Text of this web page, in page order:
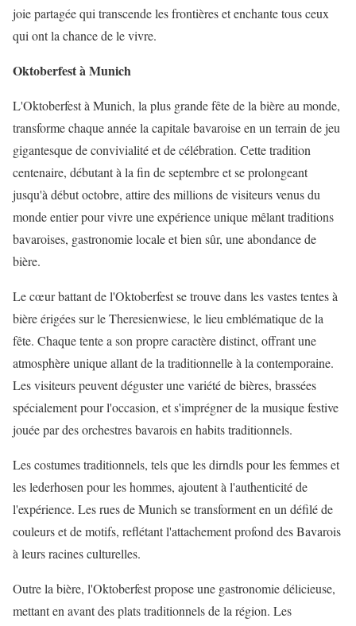
joie partagée qui transcende les frontières et enchante tous ceux
qui ont la chance de le vivre.
Oktoberfest à Munich
L'Oktoberfest à Munich, la plus grande fête de la bière au monde,
transforme chaque année la capitale bavaroise en un terrain de jeu
gigantesque de convivialité et de célébration. Cette tradition
centenaire, débutant à la fin de septembre et se prolongeant
jusqu'à début octobre, attire des millions de visiteurs venus du
monde entier pour vivre une expérience unique mêlant traditions
bavaroises, gastronomie locale et bien sûr, une abondance de
bière.
Le cœur battant de l'Oktoberfest se trouve dans les vastes tentes à
bière érigées sur le Theresienwiese, le lieu emblématique de la
fête. Chaque tente a son propre caractère distinct, offrant une
atmosphère unique allant de la traditionnelle à la contemporaine.
Les visiteurs peuvent déguster une variété de bières, brassées
spécialement pour l'occasion, et s'imprégner de la musique festive
jouée par des orchestres bavarois en habits traditionnels.
Les costumes traditionnels, tels que les dirndls pour les femmes et
les lederhosen pour les hommes, ajoutent à l'authenticité de
l'expérience. Les rues de Munich se transforment en un défilé de
couleurs et de motifs, reflétant l'attachement profond des Bavarois
à leurs racines culturelles.
Outre la bière, l'Oktoberfest propose une gastronomie délicieuse,
mettant en avant des plats traditionnels de la région. Les